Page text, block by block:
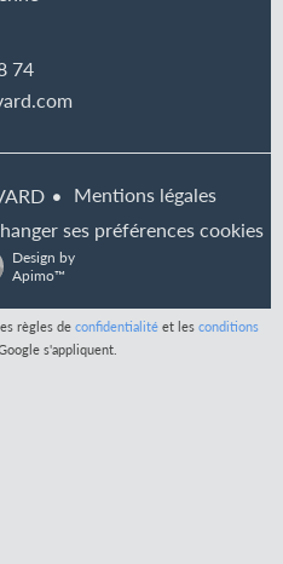
74
Mentions légales
ses préférences cookies
Design by
Apimo™
règles de confidentialitéet les conditions
s'appliquent.